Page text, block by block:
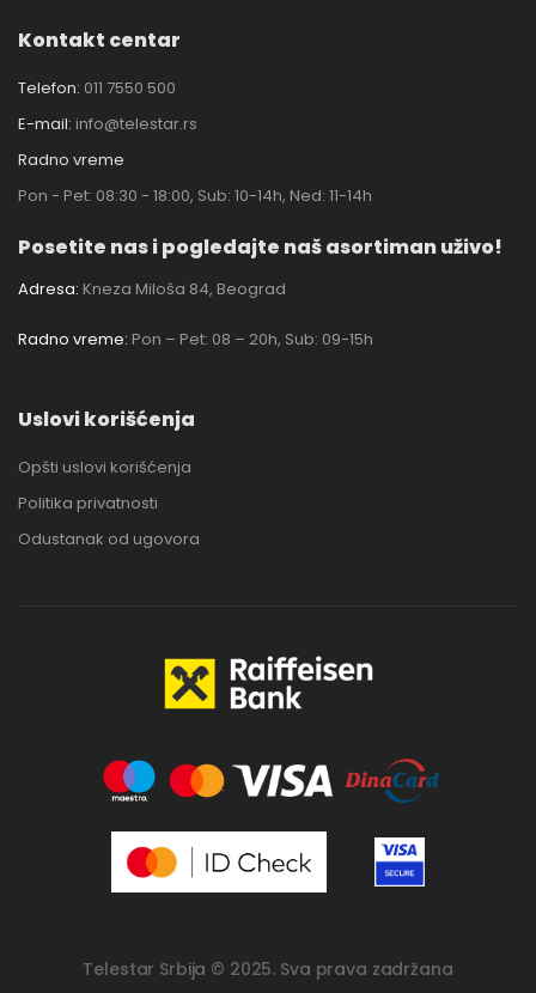
Kontakt centar
Telefon: 011 7550 500
E-mail: info@telestar.rs
Radno vreme
Pon - Pet: 08:30 - 18:00, Sub: 10-14h, Ned: 11-14h
Posetite nas i pogledajte naš asortiman uživo!
Adresa: Kneza Miloša 84, Beograd
Radno vreme: Pon – Pet: 08 – 20h, Sub: 09-15h
Uslovi korišćenja
Opšti uslovi korišćenja
Politika privatnosti
Odustanak od ugovora
Telestar Srbija © 2025. Sva prava zadržana